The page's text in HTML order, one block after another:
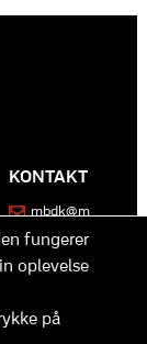
KONTAKT
mbdk@m
fungerer
oplevelse
på